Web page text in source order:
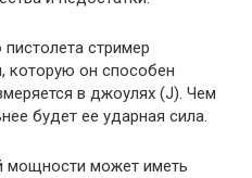
стример
которую он способен
в джоулях (J). Чем
будет ее ударная сила.
мощности может иметь